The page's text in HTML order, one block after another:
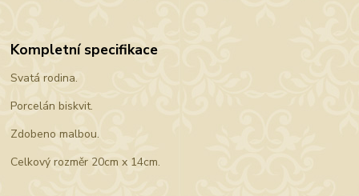
Kompletní specifikace
Svatá rodina.
Porcelán biskvit.
Zdobeno malbou.
Celkový rozměr 20cm x 14cm.